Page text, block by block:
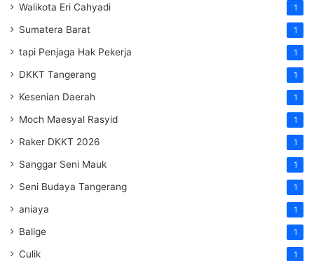
Walikota Eri Cahyadi 1
Sumatera Barat 1
tapi Penjaga Hak Pekerja 1
DKKT Tangerang 1
Kesenian Daerah 1
Moch Maesyal Rasyid 1
Raker DKKT 2026 1
Sanggar Seni Mauk 1
Seni Budaya Tangerang 1
aniaya 1
Balige 1
Culik 1